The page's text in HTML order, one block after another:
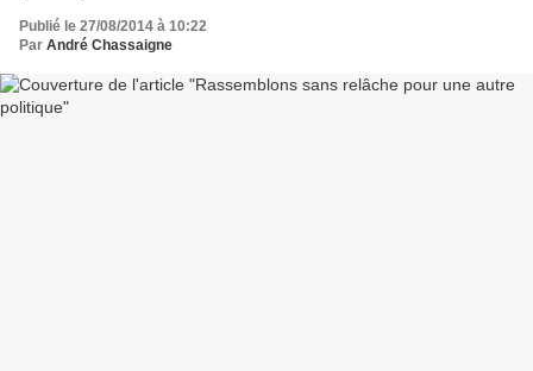
Publié le 27/08/2014 à 10:22
Par André Chassaigne